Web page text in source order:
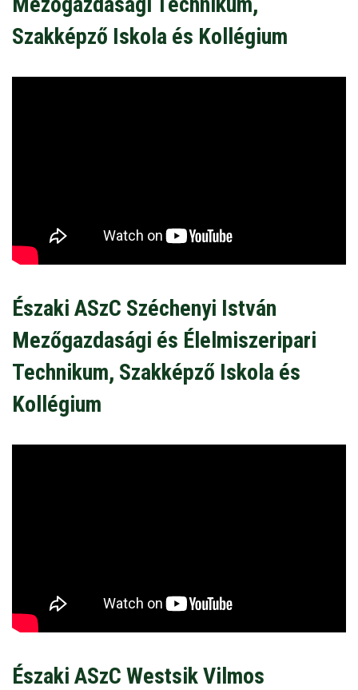
Szakképző Iskola és Kollégium
Északi ASzC Széchenyi István
Mezőgazdasági és Élelmiszeripari
Technikum, Szakképző Iskola és
Kollégium
Északi ASzC Westsik Vilmos